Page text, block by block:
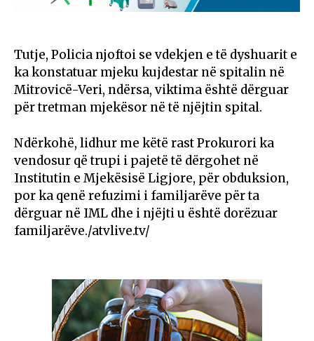
Tutje, Policia njoftoi se vdekjen e të dyshuarit e
ka konstatuar mjeku kujdestar në spitalin në
Mitrovicë-Veri, ndërsa, viktima është dërguar
për tretman mjekësor në të njëjtin spital.
Ndërkohë, lidhur me këtë rast Prokurori ka
vendosur që trupi i pajetë të dërgohet në
Institutin e Mjekësisë Ligjore, për obduksion,
por ka qenë refuzimi i familjarëve për ta
dërguar në IML dhe i njëjti u është dorëzuar
familjarëve./atvlive.tv/